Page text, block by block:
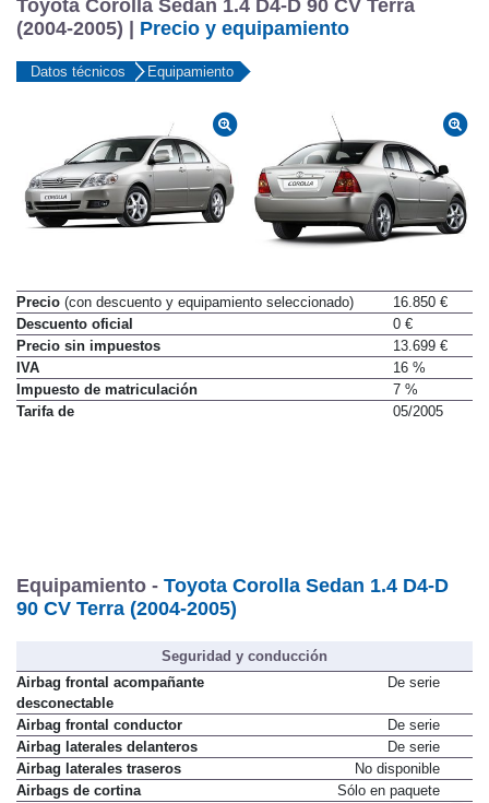
Toyota Corolla Sedan 1.4 D4-D 90 CV Terra
(2004-2005) | Precio y equipamiento
Datos técnicos Equipamiento
Precio (con descuento y equipamiento seleccionado)
16.850 €
Descuento oficial
0 €
Precio sin impuestos
13.699 €
IVA
16 %
Impuesto de matriculación
7 %
Tarifa de
05/2005
Equipamiento - Toyota Corolla Sedan 1.4 D4-D
90 CV Terra (2004-2005)
Seguridad y conducción
Airbag frontal acompañante
desconectable
De serie
Airbag frontal conductor
De serie
Airbag laterales delanteros
De serie
Airbag laterales traseros
No disponible
Airbags de cortina
Sólo en paquete